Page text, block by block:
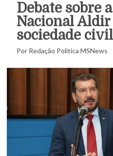
Debate sobre
Nacional
sociedade
Por Redação Política MSNews